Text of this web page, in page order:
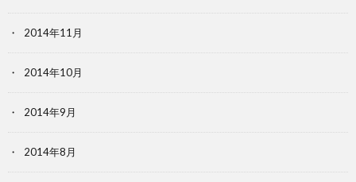
2014年11月
2014年10月
2014年9月
2014年8月